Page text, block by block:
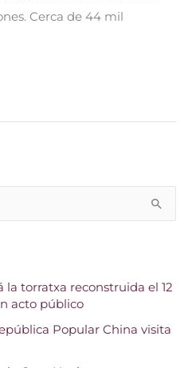
Cerca de 44 mil
la torratxa reconstruida el 12
acto público
Popular China visita